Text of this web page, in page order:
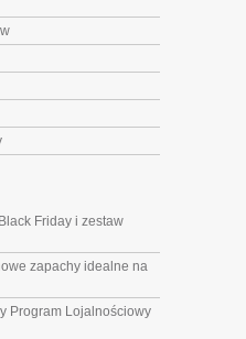
Friday i zestaw
zapachy idealne na
Program Lojalnościowy